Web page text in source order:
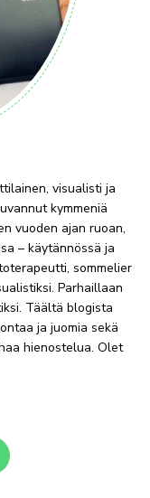
visualisti ja
kymmeniä
vuoden ajan ruoan,
– käytännössä ja
sommelier
Parhaillaan
Täältä blogista
ja juomia sekä
hienostelua. Olet